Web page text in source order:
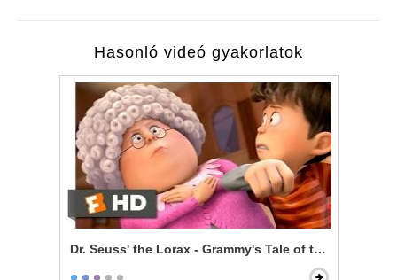
Hasonló videó gyakorlatok
Dr. Seuss' the Lorax - Grammy's Tale of the Once-ler